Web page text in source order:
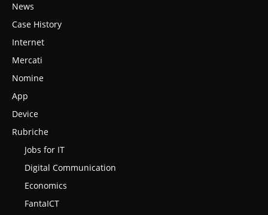
News
Case History
Internet
Mercati
Nomine
App
Device
Rubriche
Jobs for IT
Digital Communication
Economics
FantaICT